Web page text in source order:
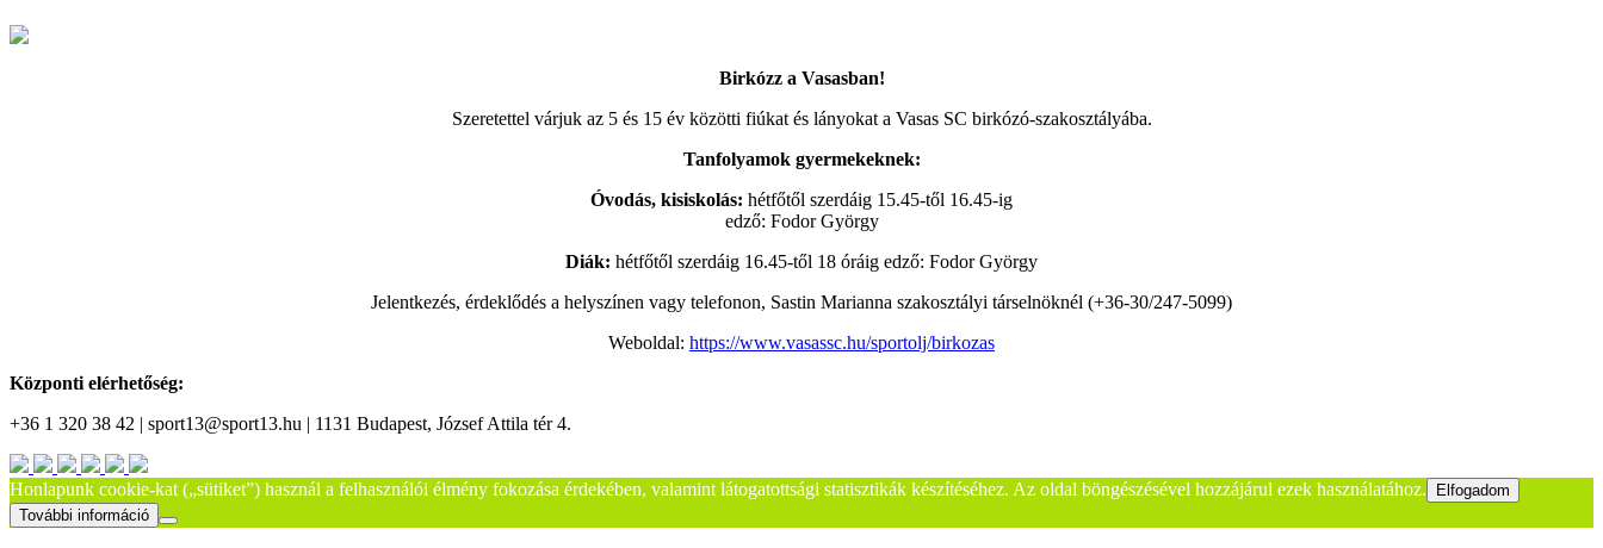
Birkózz a Vasasban!
Szeretettel várjuk az 5 és 15 év közötti fiúkat és lányokat a Vasas SC birkózó-szakosztályába.
Tanfolyamok gyermekeknek:
Óvodás, kisiskolás: hétfőtől szerdáig 15.45-től 16.45-ig
edző: Fodor György
Diák: hétfőtől szerdáig 16.45-től 18 óráig edző: Fodor György
Jelentkezés, érdeklődés a helyszínen vagy telefonon, Sastin Marianna szakosztályi társelnöknél (+36-30/247-5099)
Weboldal: https://www.vasassc.hu/sportolj/birkozas
Központi elérhetőség:
+36 1 320 38 42 | sport13@sport13.hu | 1131 Budapest, József Attila tér 4.
Honlapunk cookie-kat („sütiket”) használ a felhasználói élmény fokozása érdekében, valamint látogatottsági statisztikák készítéséhez. Az oldal böngészésével hozzájárul ezek használatához.
Elfogadom
További információ